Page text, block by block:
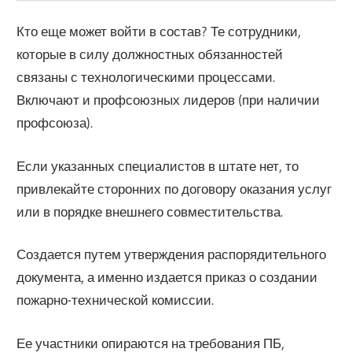
Кто еще может войти в состав? Те сотрудники,
которые в силу должностных обязанностей
связаны с технологическими процессами.
Включают и профсоюзных лидеров (при наличии
профсоюза).
Если указанных специалистов в штате нет, то
привлекайте сторонних по договору оказания услуг
или в порядке внешнего совместительства.
Создается путем утверждения распорядительного
документа, а именно издается приказ о создании
пожарно-технической комиссии.
Ее участники опираются на требования ПБ,